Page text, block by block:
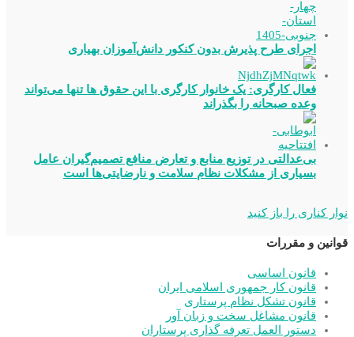
اجرای طرح پذیرش بدون کنکور دانش‌آموزان بهیاری
فعال کارگری: یک خانوار کارگری با این حقوق ها تنها می‌تواند
وعده صبحانه را بگذراند
بی‌عدالتی در توزیع منابع و تعارض منافع تصمیم‌گیران عامل
بسیاری از مشکلات نظام سلامت و نارضایتی‌ها است
نوار کناری را باز کنید
قوانین و مقررات
قانون اساسی
قانون کار جمهوری اسلامی ایران
قانون تشکل نظام پرستاری
قانون مشاغل سخت و زبان آور
دستور العمل تعرفه گذاری پرستاران